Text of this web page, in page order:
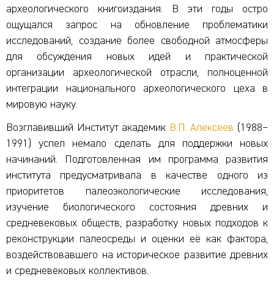
археологического книгоиздания. В эти годы остро
ощущался запрос на обновление проблематики
исследований, создание более свободной атмосферы
для обсуждения новых идей и практической
организации археологической отрасли, полноценной
интеграции национального археологического цеха в
мировую науку.
Возглавивший Институт академик В.П. Алексеев (1988–
1991) успел немало сделать для поддержки новых
начинаний. Подготовленная им программа развития
института предусматривала в качестве одного из
приоритетов палеоэкологические исследования,
изучение биологического состояния древних и
средневековых обществ, разработку новых подходов к
реконструкции палеосреды и оценки её как фактора,
воздействовавшего на историческое развитие древних
и средневековых коллективов.